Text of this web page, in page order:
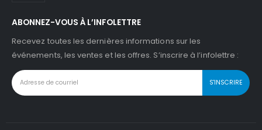
ABONNEZ-VOUS À L’INFOLETTRE
Recevez toutes les dernières informations sur les
événements, les ventes et les offres. S’inscrire à l’infolettre :